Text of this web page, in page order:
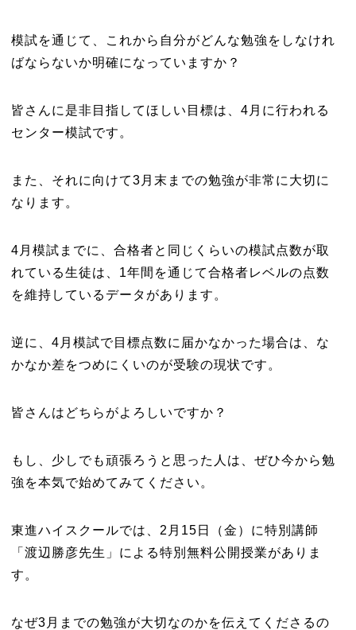
模試を通じて、これから自分がどんな勉強をしなけれ
ばならないか明確になっていますか？
皆さんに是非目指してほしい目標は、4月に行われる
センター模試です。
また、それに向けて3月末までの勉強が非常に大切に
なります。
4月模試までに、合格者と同じくらいの模試点数が取
れている生徒は、1年間を通じて合格者レベルの点数
を維持しているデータがあります。
逆に、4月模試で目標点数に届かなかった場合は、な
かなか差をつめにくいのが受験の現状です。
皆さんはどちらがよろしいですか？
もし、少しでも頑張ろうと思った人は、ぜひ今から勉
強を本気で始めてみてください。
東進ハイスクールでは、2月15日（金）に特別講師
「渡辺勝彦先生」による特別無料公開授業がありま
す。
なぜ3月までの勉強が大切なのかを伝えてくださるの